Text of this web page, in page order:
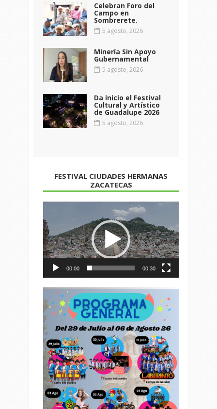
Celebran Foro del
Campo en
Sombrerete.
5 agosto, 2026
Minería Sin Apoyo
Gubernamental
5 agosto, 2026
Da inicio el Festival
Cultural y Artístico
de Guadalupe 2026
5 agosto, 2026
FESTIVAL CIUDADES HERMANAS
ZACATECAS
de
vídeo
00:00 00:30